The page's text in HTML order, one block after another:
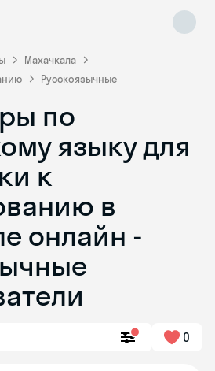
Махачкала
Русскоязычные
по
языку для
к
в
онлайн -
0